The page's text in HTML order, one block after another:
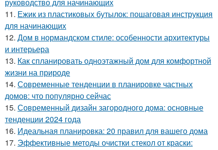
11. Ежик из пластиковых бутылок: пошаговая инструкция
для начинающих
12. Дом в нормандском стиле: особенности архитектуры
и интерьера
13. Как спланировать одноэтажный дом для комфортной
жизни на природе
14. Современные тенденции в планировке частных
домов: что популярно сейчас
15. Современный дизайн загородного дома: основные
тенденции 2024 года
16. Идеальная планировка: 20 правил для вашего дома
17. Эффективные методы очистки стекол от краски: